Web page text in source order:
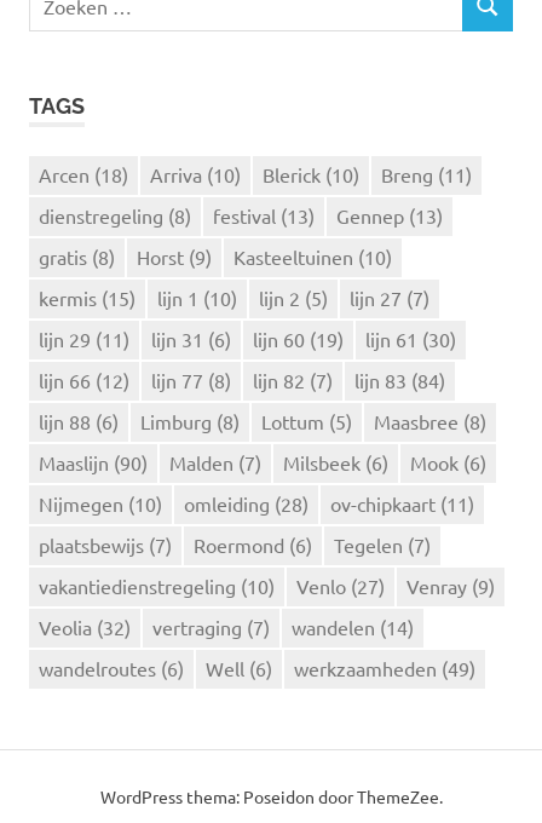
e
Z
TAGS
Arcen (18) Arriva (10) Blerick (10) Breng (11)
dienstregeling (8) festival (13) Gennep (13)
gratis (8) Horst (9) Kasteeltuinen (10)
kermis (15) lijn 1 (10) lijn 2 (5) lijn 27 (7)
lijn 29 (11) lijn 31 (6) lijn 60 (19) lijn 61 (30)
lijn 66 (12) lijn 77 (8) lijn 82 (7) lijn 83 (84)
lijn 88 (6) Limburg (8) Lottum (5) Maasbree (8)
Maaslijn (90) Malden (7) Milsbeek (6) Mook (6)
Nijmegen (10) omleiding (28) ov-chipkaart (11)
plaatsbewijs (7) Roermond (6) Tegelen (7)
vakantiedienstregeling (10) Venlo (27) Venray (9)
Veolia (32) vertraging (7) wandelen (14)
wandelroutes (6) Well (6) werkzaamheden (49)
WordPress thema: Poseidon door ThemeZee.